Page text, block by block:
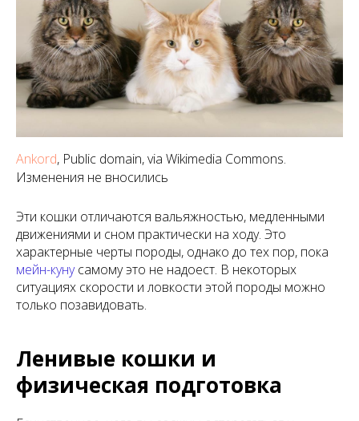
Ankord, Public domain, via Wikimedia Commons.
Изменения не вносились
Эти кошки отличаются вальяжностью, медленными
движениями и сном практически на ходу. Это
характерные черты породы, однако до тех пор, пока
мейн-куну самому это не надоест. В некоторых
ситуациях скорости и ловкости этой породы можно
только позавидовать.
Ленивые кошки и
физическая подготовка